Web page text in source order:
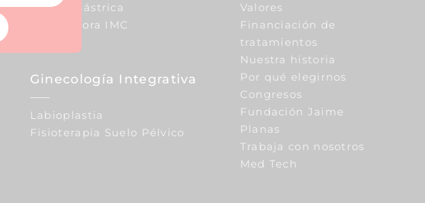
Manga Gástrica
Calculadora IMC
Ginecología Integrativa
Labioplastia
Fisioterapia Suelo Pélvico
Valores
Financiación de
tratamientos
Nuestra historia
Por qué elegirnos
Congresos
Fundación Jaime
Planas
Trabaja con nosotros
Med Tech